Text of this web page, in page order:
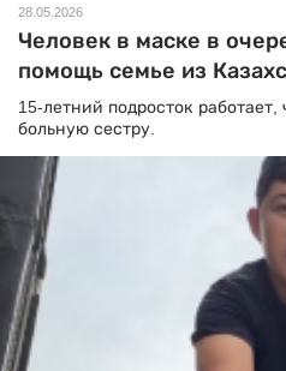
28.05.2026
Человек в маске в
помощь семье из
15-летний подросток
больную сестру.